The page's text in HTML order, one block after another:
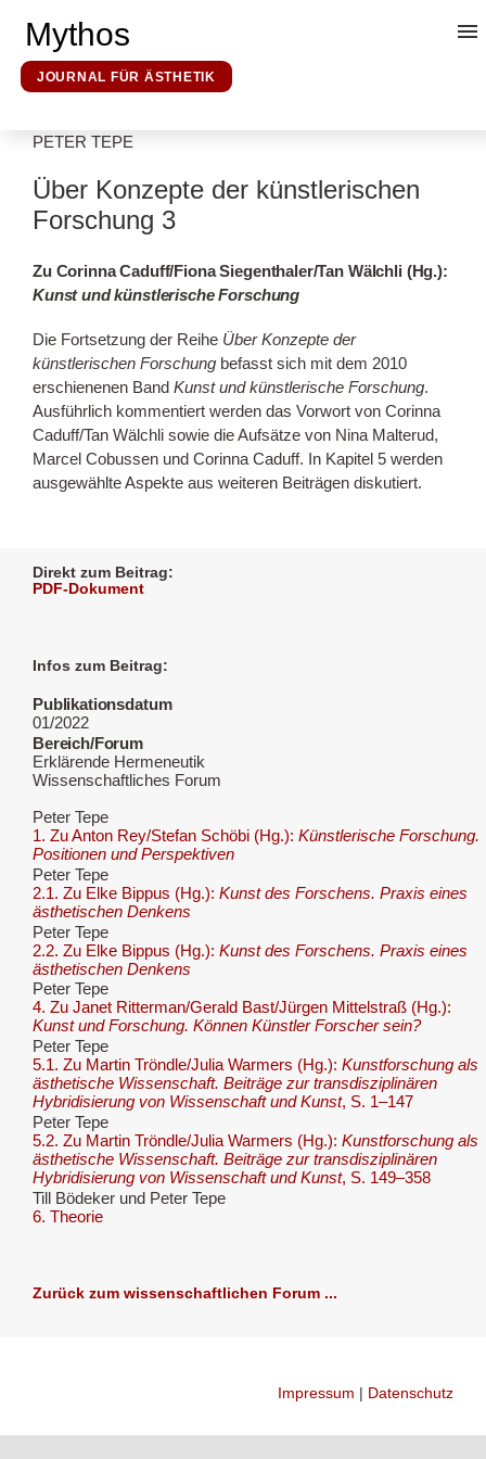
Mythos
Ideologieforschung
Erklärende Hermeneutik
Über uns
JOURNAL FÜR ÄSTHETIK
PETER TEPE
Über Konzepte der künstlerischen
Forschung 3
Zu Corinna Caduff/Fiona Siegenthaler/Tan Wälchli (Hg.):
Kunst und künstlerische Forschung
Die Fortsetzung der Reihe Über Konzepte der
künstlerischen Forschung befasst sich mit dem 2010
erschienenen Band Kunst und künstlerische Forschung.
Ausführlich kommentiert werden das Vorwort von Corinna
Caduff/Tan Wälchli sowie die Aufsätze von Nina Malterud,
Marcel Cobussen und Corinna Caduff. In Kapitel 5 werden
ausgewählte Aspekte aus weiteren Beiträgen diskutiert.
Direkt zum Beitrag:
PDF-Dokument
Infos zum Beitrag:
Publikationsdatum
01/2022
Bereich/Forum
Erklärende Hermeneutik
Wissenschaftliches Forum
Peter Tepe
1. Zu Anton Rey/Stefan Schöbi (Hg.): Künstlerische Forschung.
Positionen und Perspektiven
Peter Tepe
2.1. Zu Elke Bippus (Hg.): Kunst des Forschens. Praxis eines
ästhetischen Denkens
Peter Tepe
2.2. Zu Elke Bippus (Hg.): Kunst des Forschens. Praxis eines
ästhetischen Denkens
Peter Tepe
4. Zu Janet Ritterman/Gerald Bast/Jürgen Mittelstraß (Hg.):
Kunst und Forschung. Können Künstler Forscher sein?
Peter Tepe
5.1. Zu Martin Tröndle/Julia Warmers (Hg.): Kunstforschung als
ästhetische Wissenschaft. Beiträge zur transdisziplinären
Hybridisierung von Wissenschaft und Kunst, S. 1–147
Peter Tepe
5.2. Zu Martin Tröndle/Julia Warmers (Hg.): Kunstforschung als
ästhetische Wissenschaft. Beiträge zur transdisziplinären
Hybridisierung von Wissenschaft und Kunst, S. 149–358
Till Bödeker und Peter Tepe
6. Theorie
Zurück zum wissenschaftlichen Forum ...
Impressum Datenschutz